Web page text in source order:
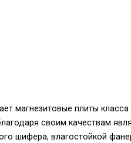
магнезитовые плиты
своим качествам
шифера, влагостойкой